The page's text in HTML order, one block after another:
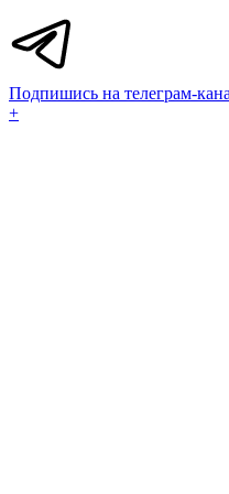
Подпишись на телеграм-
+